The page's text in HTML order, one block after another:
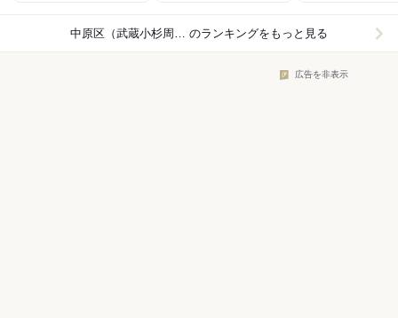
中原区（武蔵小杉周辺）×焼き鳥 のランキングをもっと見る
広告を非表示